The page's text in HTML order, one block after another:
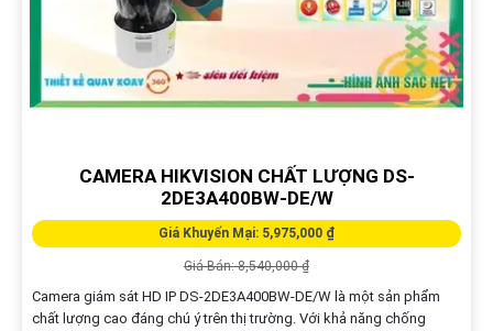
CAMERA HIKVISION CHẤT LƯỢNG DS-
2DE3A400BW-DE/W
Giá Khuyến Mại: 5,975,000 ₫
Giá Bán: 8,540,000 ₫
Camera giám sát HD IP DS-2DE3A400BW-DE/W là một sản phẩm
chất lượng cao đáng chú ý trên thị trường. Với khả năng chống